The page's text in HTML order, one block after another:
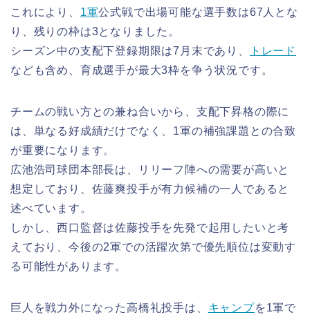
これにより、 1軍公式戦で出場可能な選手数は67人とな
り、残りの枠は3となりました。
シーズン中の支配下登録期限は7月末であり、
トレード
なども含め、育成選手が最大3枠を争う状況です。
チームの戦い方との兼ね合いから、支配下昇格の際に
は、単なる好成績だけでなく、1軍の補強課題との合致
が重要になります。
広池浩司球団本部長は、リリーフ陣への需要が高いと
想定しており、佐藤爽投手が有力候補の一人であると
述べています。
しかし、西口監督は佐藤投手を先発で起用したいと考
えており、今後の2軍での活躍次第で優先順位は変動す
る可能性があります。
巨人を戦力外になった高橋礼投手は、 キャンプを1軍で